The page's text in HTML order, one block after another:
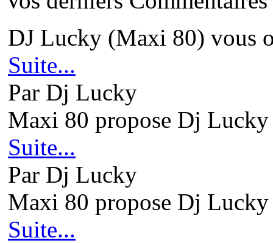
DJ Lucky (Maxi 80) vous
Suite...
Par Dj Lucky
Maxi 80 propose Dj
Suite...
Par Dj Lucky
Maxi 80 propose Dj
Suite...